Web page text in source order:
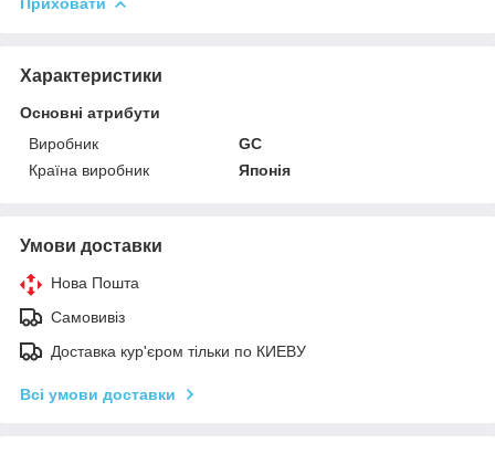
Характеристики
Основні атрибути
Виробник
GС
Країна виробник
Японія
Умови доставки
Нова Пошта
Самовивіз
Доставка кур'єром тільки по КИЕВУ
Всі умови доставки